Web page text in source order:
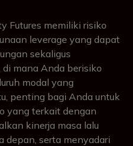
Futures memiliki risiko
leverage yang dapat
sekaligus
di mana Anda berisiko
modal yang
penting bagi Anda untuk
yang terkait dengan
kinerja masa lalu
depan, serta menyadari